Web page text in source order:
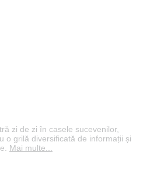
zi de zi în casele sucevenilor,
o grilă diversificată de informații și
Mai multe...